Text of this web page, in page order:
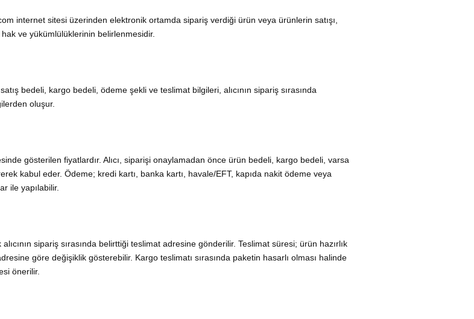
internet sitesi üzerinden elektronik ortamda sipariş verdiği ürün veya ürünlerin satışı,
ve yükümlülüklerinin belirlenmesidir.
bedeli, kargo bedeli, ödeme şekli ve teslimat bilgileri, alıcının sipariş sırasında
oluşur.
gösterilen fiyatlardır. Alıcı, siparişi onaylamadan önce ürün bedeli, kargo bedeli, varsa
kabul eder. Ödeme; kredi kartı, banka kartı, havale/EFT, kapıda nakit ödeme veya
ile yapılabilir.
sipariş sırasında belirttiği teslimat adresine gönderilir. Teslimat süresi; ürün hazırlık
göre değişiklik gösterebilir. Kargo teslimatı sırasında paketin hasarlı olması halinde
önerilir.